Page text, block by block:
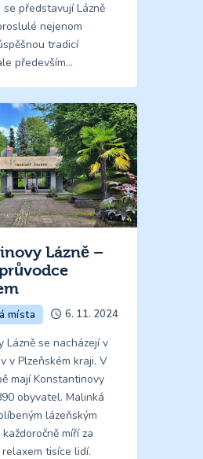
se představují Lázně
nejenom
tradicí
především…
Lázně –
místa 6. 11. 2024
Lázně se nacházejí v
v Plzeňském kraji. V
mají Konstantinovy
obyvatel. Malinká
lázeňským
míří za
tisíce lidí.